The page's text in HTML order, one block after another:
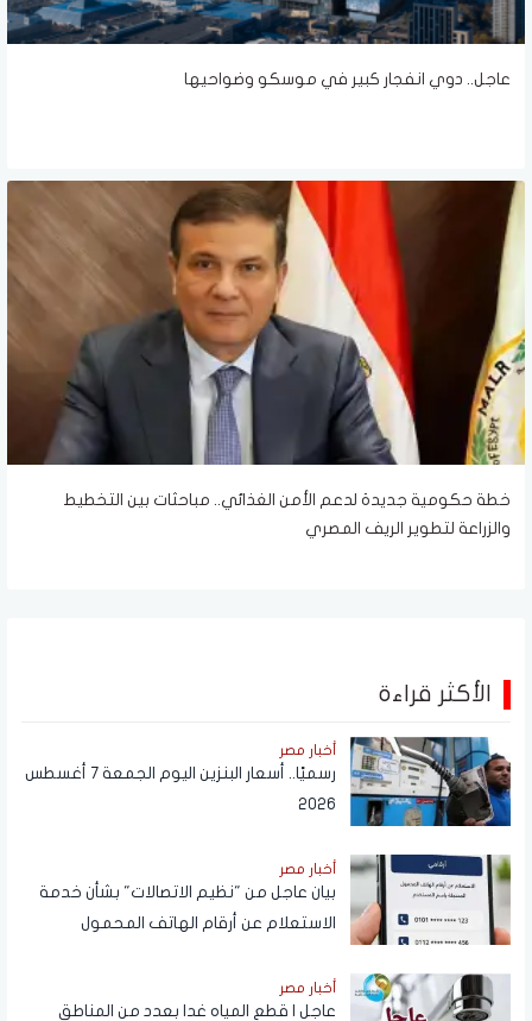
عاجل.. دوي انفجار كبير في موسكو وضواحيها
خطة حكومية جديدة لدعم الأمن الغذائي.. مباحثات بين التخطيط
والزراعة لتطوير الريف المصري
الأكثر قراءة
أخبار مصر
رسميًا.. أسعار البنزين اليوم الجمعة 7 أغسطس
2026
أخبار مصر
بيان عاجل من "نظيم الاتصالات" بشأن خدمة
الاستعلام عن أرقام الهاتف المحمول
NTRA
أخبار مصر
عاجل | قطع المياه غدا بعدد من المناطق